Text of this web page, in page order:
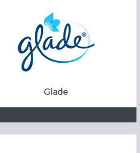
Glade